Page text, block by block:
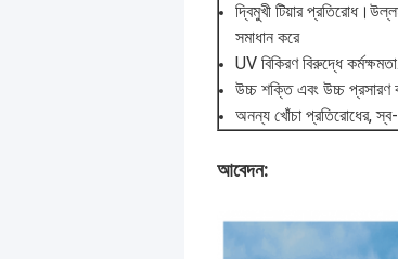
দ্বিমুখী টিয়ার
সমাধান করে
UV বিকিরণ বিরুদ্ধে
উচ্চ শক্তি এবং উচ্চ প্রসারণ
অনন্য খোঁচা প্রতিরোধের, স্ব-
আবেদন: